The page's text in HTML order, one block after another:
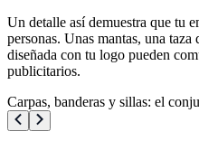
Un detalle así demuestra que tu
personas. Unas mantas, una
diseñada con tu logo pueden
publicitarios.
Carpas, banderas y sillas: el